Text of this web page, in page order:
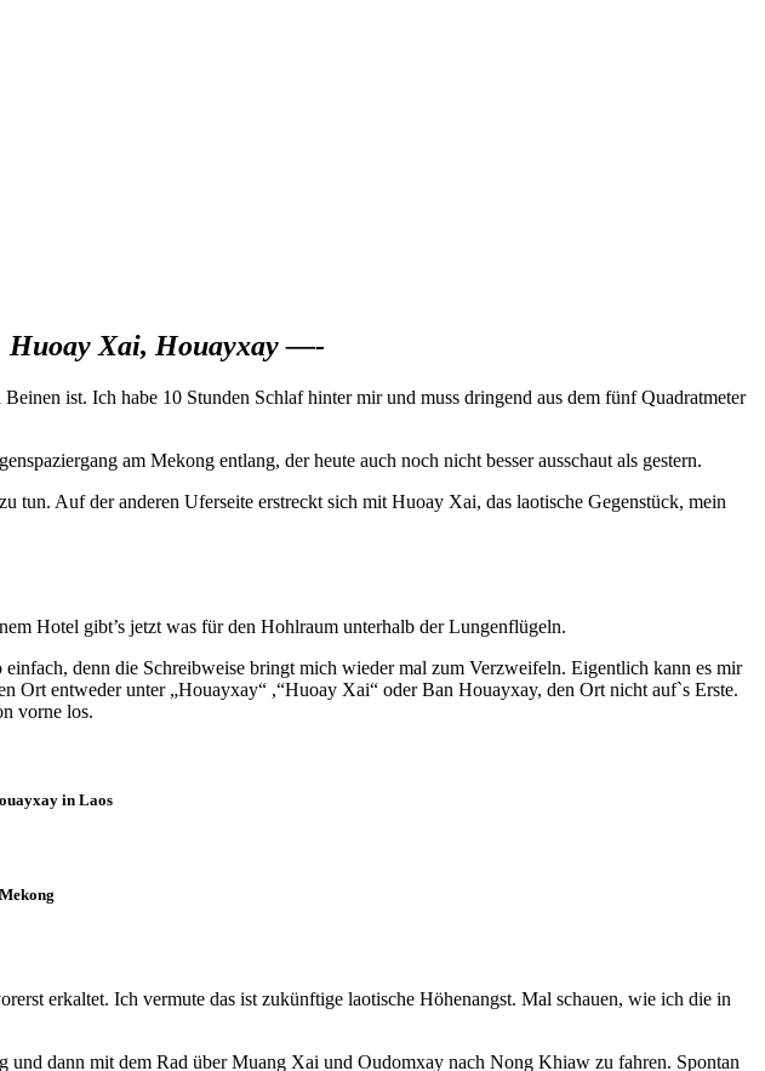
Huoay Xai, Houayxay —-
ist. Ich habe 10 Stunden Schlaf hinter mir und muss dringend aus dem fünf Quadratmeter
am Mekong entlang, der heute auch noch nicht besser ausschaut als gestern.
Auf der anderen Uferseite erstreckt sich mit Huoay Xai, das laotische Gegenstück, mein
Hotel gibt’s jetzt was für den Hohlraum unterhalb der Lungenflügeln.
denn die Schreibweise bringt mich wieder mal zum Verzweifeln. Eigentlich kann es mir
Ort entweder unter „Houayxay“ ,“Huoay Xai“ oder Ban Houayxay, den Ort nicht auf`s Erste.
vorne los.
in Laos
erkaltet. Ich vermute das ist zukünftige laotische Höhenangst. Mal schauen, wie ich die in
dann mit dem Rad über Muang Xai und Oudomxay nach Nong Khiaw zu fahren. Spontan